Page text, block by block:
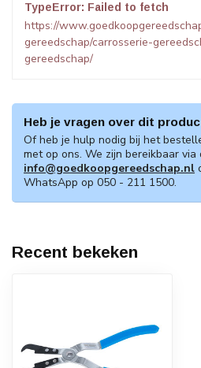
TypeError: Failed to fetch
https://
gereedschap/carrosserie-
gereedschap/
Heb je vragen over dit
Of heb je hulp nodig bij het
met op ons. We zijn bereikbaar via
info@goedkoopgereedschap.nl
WhatsApp op 050 - 211 1500.
Recent bekeken